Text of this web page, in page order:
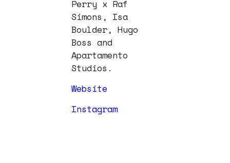
Perry x Raf
Simons, Isa
Boulder, Hugo
Boss and
Apartamento
Studios.
Website
Instagram